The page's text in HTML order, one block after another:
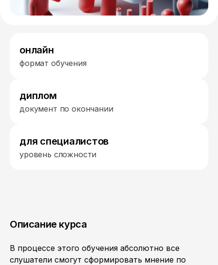
онлайн
формат обучения
диплом
документ по окончании
для специалистов
уровень сложности
Описание курса
В процессе этого обучения абсолютно все
слушатели смогут сформировать мнение по